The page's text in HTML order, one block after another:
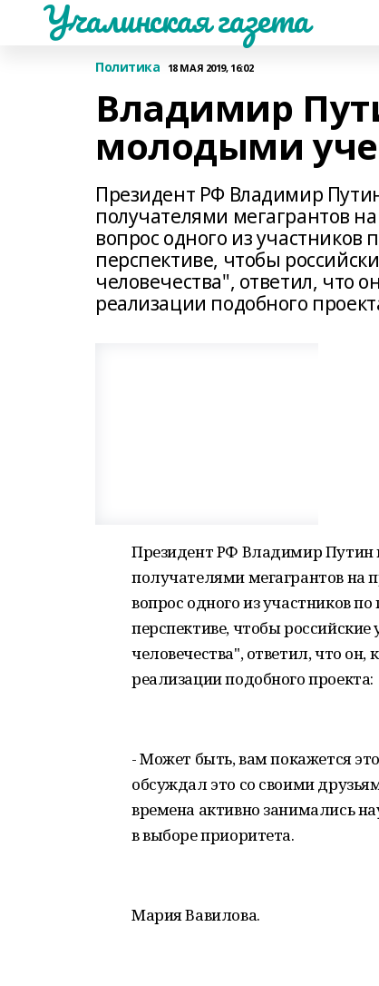
Учалинская газета
Политика 18 МАЯ 2019, 16:02
Владимир
молодыми
Президент РФ Владимир
получателями мегагрантов
вопрос одного из
перспективе, чтобы
человечества", ответил, что
реализации подобного
Президент РФ Владимир Путин
получателями мегагрантов на
вопрос одного из участников
перспективе, чтобы
человечества", ответил, что
реализации подобного проекта:
- Может быть, вам покажется
обсуждал это со своими
времена активно занимались
в выборе приоритета.
Мария Вавилова.